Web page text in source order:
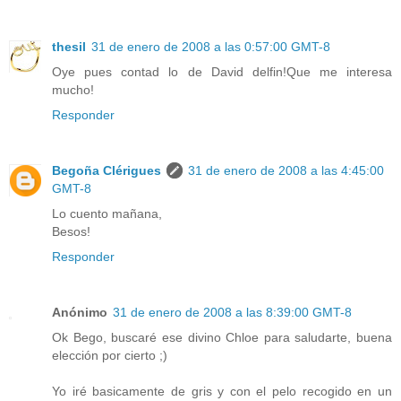
thesil 31 de enero de 2008 a las 0:57:00 GMT-8
Oye pues contad lo de David delfin!Que me interesa
mucho!
Responder
Begoña Clérigues
31 de enero de 2008 a las 4:45:00
GMT-8
Lo cuento mañana,
Besos!
Responder
Anónimo 31 de enero de 2008 a las 8:39:00 GMT-8
Ok Bego, buscaré ese divino Chloe para saludarte, buena
elección por cierto ;)
Yo iré basicamente de gris y con el pelo recogido en un